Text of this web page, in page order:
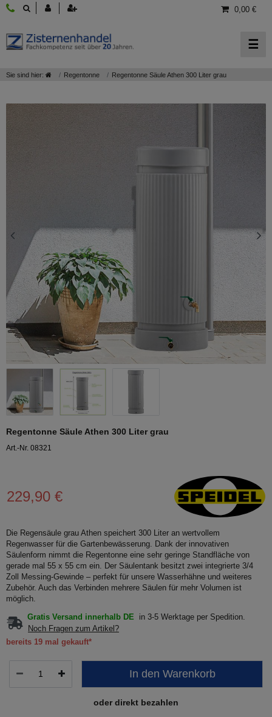
0,00 €
☰
Sie sind hier: Regentonne Regentonne Säule Athen 300 Liter grau
Regentonne Säule Athen 300 Liter grau
Art.-Nr. 08321
229,90 €
Die Regensäule grau Athen speichert 300 Liter an wertvollem
Regenwasser für die Gartenbewässerung. Dank der innovativen
Säulenform nimmt die Regentonne eine sehr geringe Standfläche von
gerade mal 55 x 55 cm ein. Der Säulentank besitzt zwei integrierte 3/4
Zoll Messing-Gewinde – perfekt für unsere Wasserhähne und weiteres
Zubehör. Auch das Verbinden mehrere Säulen für mehr Volumen ist
möglich.
Gratis Versand innerhalb DE
in 3-5 Werktage per Spedition.
Noch Fragen zum Artikel?
bereits 19 mal gekauft*
In den Warenkorb
oder direkt bezahlen